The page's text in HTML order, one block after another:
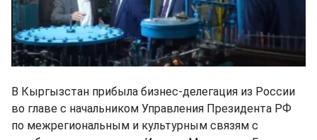
В Кыргызстан прибыла бизнес-делегация из России
во главе с начальником Управления Президента РФ
по межрегиональным и культурным связям с